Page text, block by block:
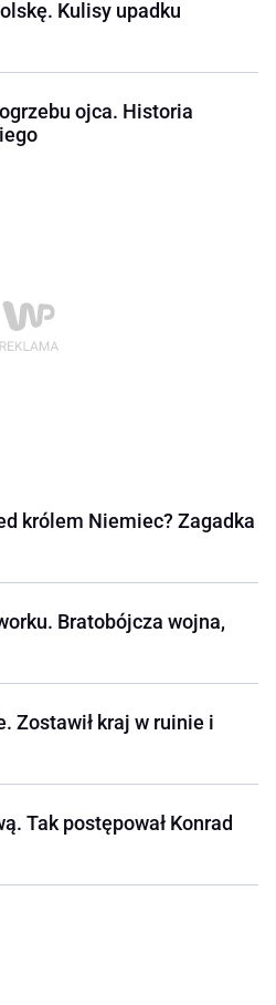
Kulisy upadku
ojca. Historia
królem Niemiec? Zagadka
Bratobójcza wojna,
Zostawił kraj w ruinie i
Tak postępował Konrad